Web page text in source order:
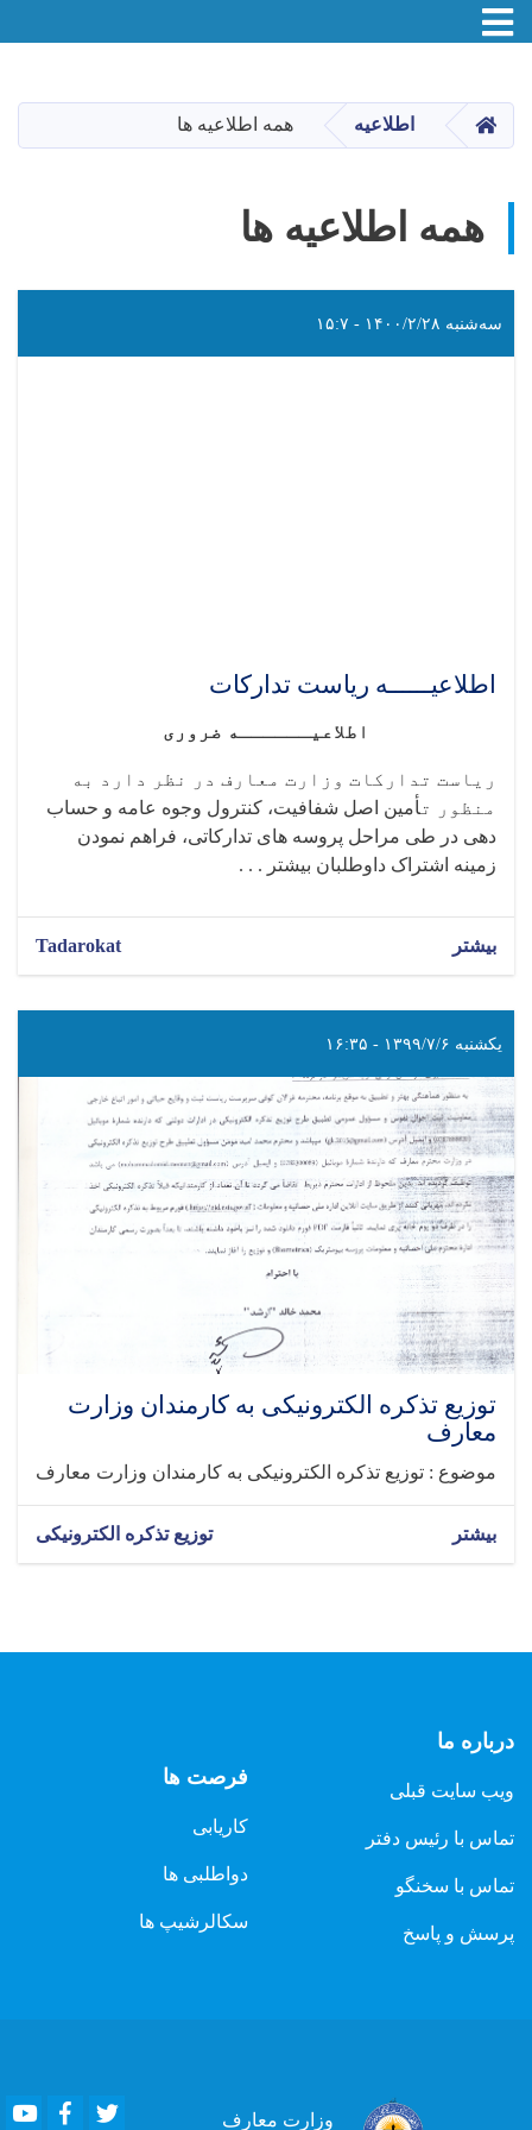
main
content
Toggle navigation
صفحه اصلیاطلاعیه همه اطلاعیه ها
همه اطلاعیه ها
سه‌شنبه ۱۴۰۰/۲/۲۸ - ۱۵:۷
اطلاعیــــــه ریاست تدارکات
اطلاعیــــــه ضروری
ریاست تدارکات وزارت معارف در نظر دارد به
منظور تأمین اصل شفافیت، کنترول وجوه عامه و حساب
دهی در طی مراحل پروسه های تدارکاتی، فراهم نمودن
زمینه اشتراک داوطلبان بیشتر . . .
بیشتر Tadarokat
یکشنبه ۱۳۹۹/۷/۶ - ۱۶:۳۵
توزیع تذکره الکترونیکی به کارمندان وزارت
معارف
موضوع : توزیع تذکره الکترونیکی به کارمندان وزارت معارف
بیشتر توزیع تذکره الکترونیکی
درباره ما
ویب سایت قبلی
تماس با رئیس دفتر
تماس با سخنگو
پرسش و پاسخ
فرصت ها
کاریابی
دواطلبی ها
سکالرشیپ ها
وزارت معارف
YoutubeFacebook